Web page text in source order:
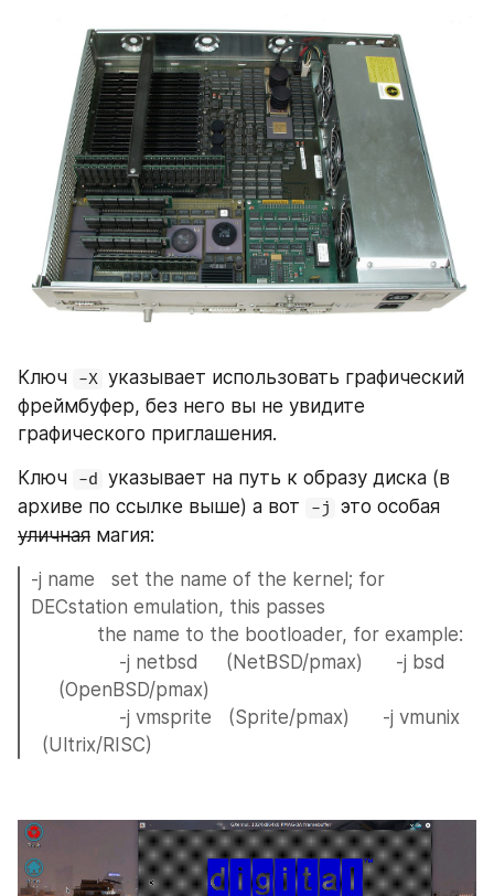
Ключ -X указывает использовать графический
фреймбуфер, без него вы не увидите
графического приглашения.
Ключ -d указывает на путь к образу диска (в
архиве по ссылке выше) а вот
-j
уличная магия:
-j name   set the name of the kernel; for
DECstation emulation, this passes
the name to the bootloader, for example:
(OpenBSD/pmax)
(Ultrix/RISC)